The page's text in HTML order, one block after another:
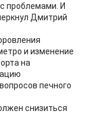
проблемами. И
Дмитрий
и изменение
на
печного
снизиться